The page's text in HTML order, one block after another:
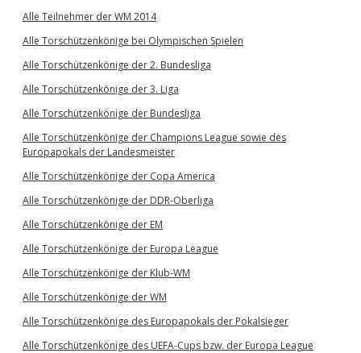
Alle Teilnehmer der WM 2014
Alle Torschützenkönige bei Olympischen Spielen
Alle Torschützenkönige der 2. Bundesliga
Alle Torschützenkönige der 3. Liga
Alle Torschützenkönige der Bundesliga
Alle Torschützenkönige der Champions League sowie des
Europapokals der Landesmeister
Alle Torschützenkönige der Copa America
Alle Torschützenkönige der DDR-Oberliga
Alle Torschützenkönige der EM
Alle Torschützenkönige der Europa League
Alle Torschützenkönige der Klub-WM
Alle Torschützenkönige der WM
Alle Torschützenkönige des Europapokals der Pokalsieger
Alle Torschützenkönige des UEFA-Cups bzw. der Europa League